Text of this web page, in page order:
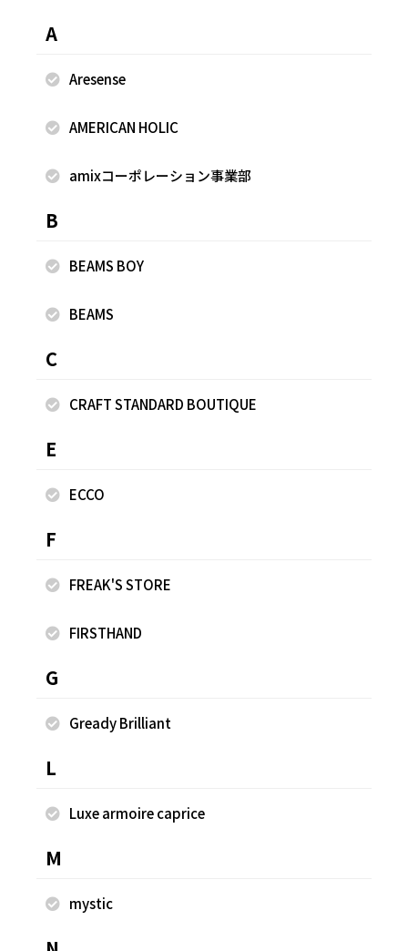
『軽やかに纏う、ミラノサマーエレガンス！バンダナ柄で魅
ンが上品で洗練された印象／ 暑い季節もさらりと快適に着ら
間ひんやりと感じる素材で、汗ばむ日も心地よい着用感が続
がらも上品なアクセントに。ゆったりとしたドルマンスリー
一枚でこなれた印象を演出します。軽やかでシワになりにく
着心地。パンツにもスカートにも合わせやすく、オン・オフ
感ゆとりあり ●伸縮性あり ●生地の厚みふつう ●透け感
35％, ポリウレタン4％, レーヨン2％ ＊パンツ＊ KIKISIX
バンダナプリント／ 大胆なバンダナプリントが目を惹く、
けで洗練された着こなしが完成します。コットンのサラっと
よくゆとりのあるワイドシルエットが脚のラインをきれいに
と合わせてカジュアルに、デイリーから旅行、お出かけまで
あり ●裏地なし ●生地の厚みふつう ●透け感気になりま
トン97％, ポリウレタン3％ ※丈長めの為、裾を一折りし
て着用しています。 ＊ベルト＊ ＼上質な艶で魅せる、大
人のクロコレザーベルト／ 上質な牛革にクロコダイル調の型
押しを施した、大人の存在感を演出するレザーベルト。繊細
な型押しの表情がコーディネートにさりげない高級感を添え
ます。
着用商品
A
Aresense
AMERICAN HOLIC
amixコーポレーション事業部
B
BEAMS BOY
BEAMS
C
CRAFT STANDARD BOUTIQUE
E
ECCO
F
FREAK'S STORE
FIRSTHAND
G
Gready Brilliant
L
Luxe armoire caprice
M
mystic